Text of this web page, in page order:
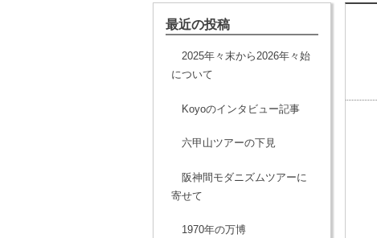
最近の投稿
2025年々末から2026年々始
について
Koyoのインタビュー記事
六甲山ツアーの下見
阪神間モダニズムツアーに
寄せて
1970年の万博